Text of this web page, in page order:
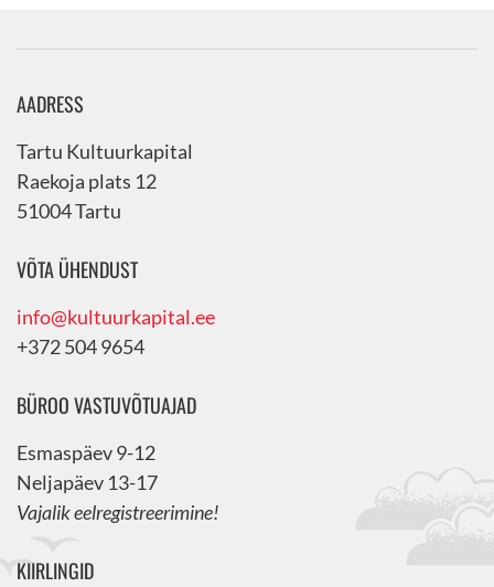
AADRESS
Tartu Kultuurkapital
Raekoja plats 12
51004 Tartu
VÕTA ÜHENDUST
info@kultuurkapital.ee
+372 504 9654
BÜROO VASTUVÕTUAJAD
Esmaspäev 9-12
Neljapäev 13-17
Vajalik eelregistreerimine!
KIIRLINGID